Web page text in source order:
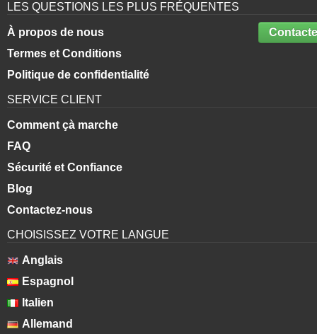
LES QUESTIONS LES PLUS FRÉQUENTES
À propos de nous
Termes et Conditions
Politique de confidentialité
SERVICE CLIENT
Comment çà marche
FAQ
Sécurité et Confiance
Blog
Contactez-nous
CHOISISSEZ VOTRE LANGUE
Anglais
Espagnol
Italien
Allemand